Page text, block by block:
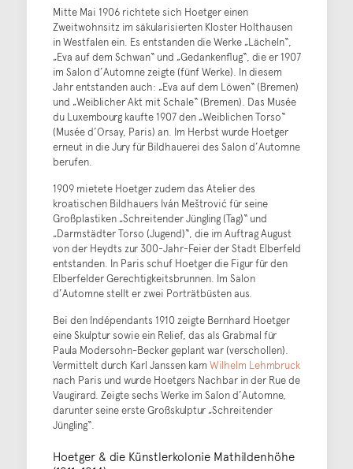
Mitte Mai 1906 richtete sich Hoetger einen
Zweitwohnsitz im säkularisierten Kloster Holthausen
in Westfalen ein. Es entstanden die Werke „Lächeln“,
„Eva auf dem Schwan“ und „Gedankenflug“, die er 1907
im Salon d’Automne zeigte (fünf Werke). In diesem
Jahr entstanden auch: „Eva auf dem Löwen“ (Bremen)
und „Weiblicher Akt mit Schale“ (Bremen). Das Musée
du Luxembourg kaufte 1907 den „Weiblichen Torso“
(Musée d’Orsay, Paris) an. Im Herbst wurde Hoetger
erneut in die Jury für Bildhauerei des Salon d’Automne
berufen.
1909 mietete Hoetger zudem das Atelier des
kroatischen Bildhauers Iván Meštrović für seine
Großplastiken „Schreitender Jüngling (Tag)“ und
„Darmstädter Torso (Jugend)“, die im Auftrag August
von der Heydts zur 300-Jahr-Feier der Stadt Elberfeld
entstanden. In Paris schuf Hoetger die Figur für den
Elberfelder Gerechtigkeitsbrunnen. Im Salon
d’Automne stellt er zwei Porträtbüsten aus.
Bei den Indépendants 1910 zeigte Bernhard Hoetger
eine Skulptur sowie ein Relief, das als Grabmal für
Paula Modersohn-Becker geplant war (verschollen).
Vermittelt durch Karl Janssen kam Wilhelm Lehmbruck
nach Paris und wurde Hoetgers Nachbar in der Rue de
Vaugirard. Zeigte sechs Werke im Salon d’Automne,
darunter seine erste Großskulptur „Schreitender
Jüngling“.
Hoetger & die Künstlerkolonie Mathildenhöhe